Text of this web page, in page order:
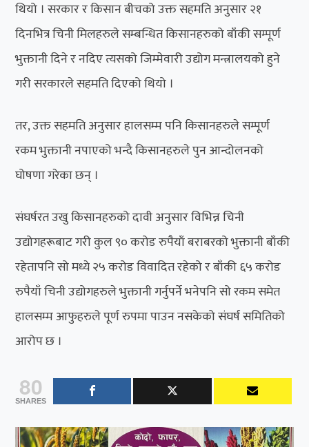
थियो । सरकार र किसान बीचको उक्त सहमति अनुसार २१
दिनभित्र चिनी मिलहरुले सम्बन्धित किसानहरुको बाँकी सम्पूर्ण
भुक्तानी दिने र नदिए त्यसको जिम्मेवारी उद्योग मन्त्रालयको हुने
गरी सरकारले सहमति दिएको थियो ।
तर, उक्त सहमति अनुसार हालसम्म पनि किसानहरुले सम्पूर्ण
रकम भुक्तानी नपाएको भन्दै किसानहरुले पुन आन्दोलनको
घोषणा गरेका छन् ।
संघर्षरत उखु किसानहरुको दावी अनुसार विभिन्न चिनी
उद्योगहरूबाट गरी कुल ९० करोड रुपैयाँ बराबरको भुक्तानी बाँकी
रहेतापनि सो मध्ये २५ करोड विवादित रहेको र बाँकी ६५ करोड
रुपैयाँ चिनी उद्योगहरुले भुक्तानी गर्नुपर्ने भनेपनि सो रकम समेत
हालसम्म आफुहरुले पूर्ण रुपमा पाउन नसकेको संघर्ष समितिको
आरोप छ ।
80
SHARES